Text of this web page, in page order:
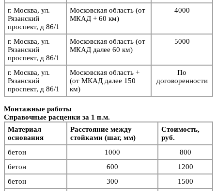
г. Москва, ул.
Рязанский
проспект, д 86/1
Московская область (от
МКАД + 60 км)
4000
г. Москва, ул.
Рязанский
проспект, д 86/1
Московская область (от
МКАД далее 60 км)
5000
г. Москва, ул.
Рязанский
проспект, д 86/1
Московская область +
(от МКАД далее 150
км)
По
договоренности
Монтажные работы
Справочные расценки за 1 п.м.
Материал
основания
Расстояние между
стойками (шаг, мм)
Стоимость,
руб.
бетон
1000
800
бетон
600
1200
бетон
300
1500